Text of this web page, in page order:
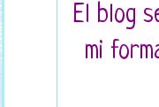
El blog
mi